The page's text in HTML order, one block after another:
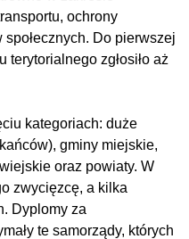
ochrony
Do pierwszej
zgłosiło aż
kategoriach: duże
gminy miejskie,
oraz powiaty. W
zwycięzcę, a kilka
Dyplomy za
te samorządy, których